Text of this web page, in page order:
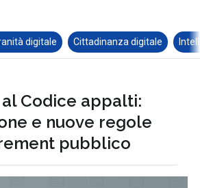
digitale Cittadinanza digitale
Codice appalti:
e nuove regole
pubblico